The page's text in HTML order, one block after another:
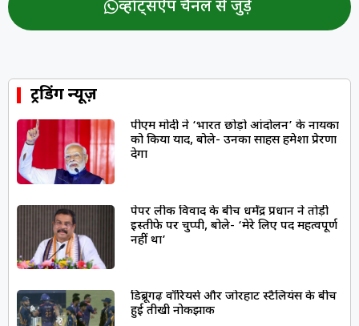
व्हॉट्सऐप चैनल से जुड़ें
ट्रेंडिंग न्यूज़
पीएम मोदी ने ‘भारत छोड़ो आंदोलन’ के नायकों
को किया याद, बोले- उनका साहस हमेशा प्रेरणा
देगा
पेपर लीक विवाद के बीच धर्मेंद्र प्रधान ने तोड़ी
इस्तीफे पर चुप्पी, बोले- ‘मेरे लिए पद महत्वपूर्ण
नहीं था’
डिब्रूगढ़ वॉरियर्स और जोरहाट स्टैलियंस के बीच
हुई तीखी नोकझोंक